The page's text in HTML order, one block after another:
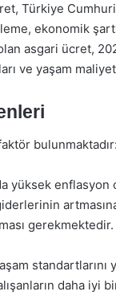
Türkiye
ekonomik
asgari ücret,
ve yaşam
bulunmaktadır:
yüksek
artmasına
gerekmektedir.
daha iyi